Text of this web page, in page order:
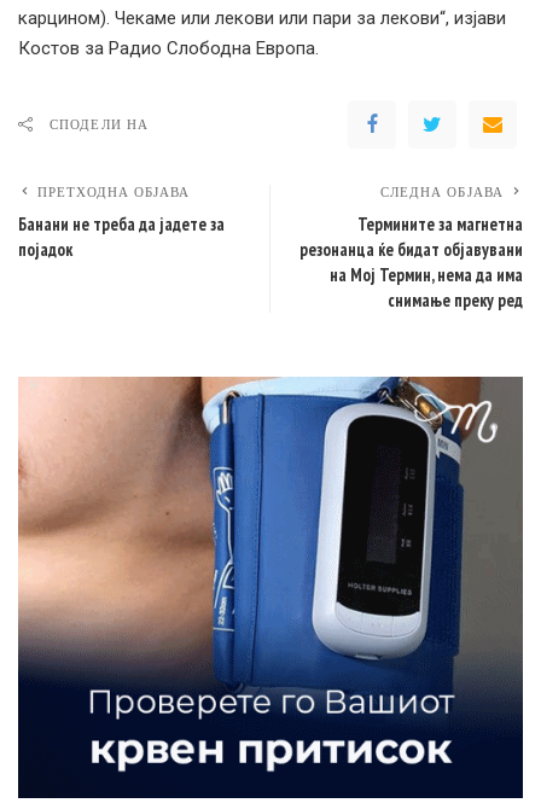
карцином). Чекаме или лекови или пари за лекови“, изјави
Костов за Радио Слободна Европа.
СПОДЕЛИ НА
ПРЕТХОДНА ОБЈАВА
Банани не треба да јадете за
појадок
СЛЕДНА ОБЈАВА
Термините за магнетна
резонанца ќе бидат објавувани
на Мој Термин, нема да има
снимање преку ред